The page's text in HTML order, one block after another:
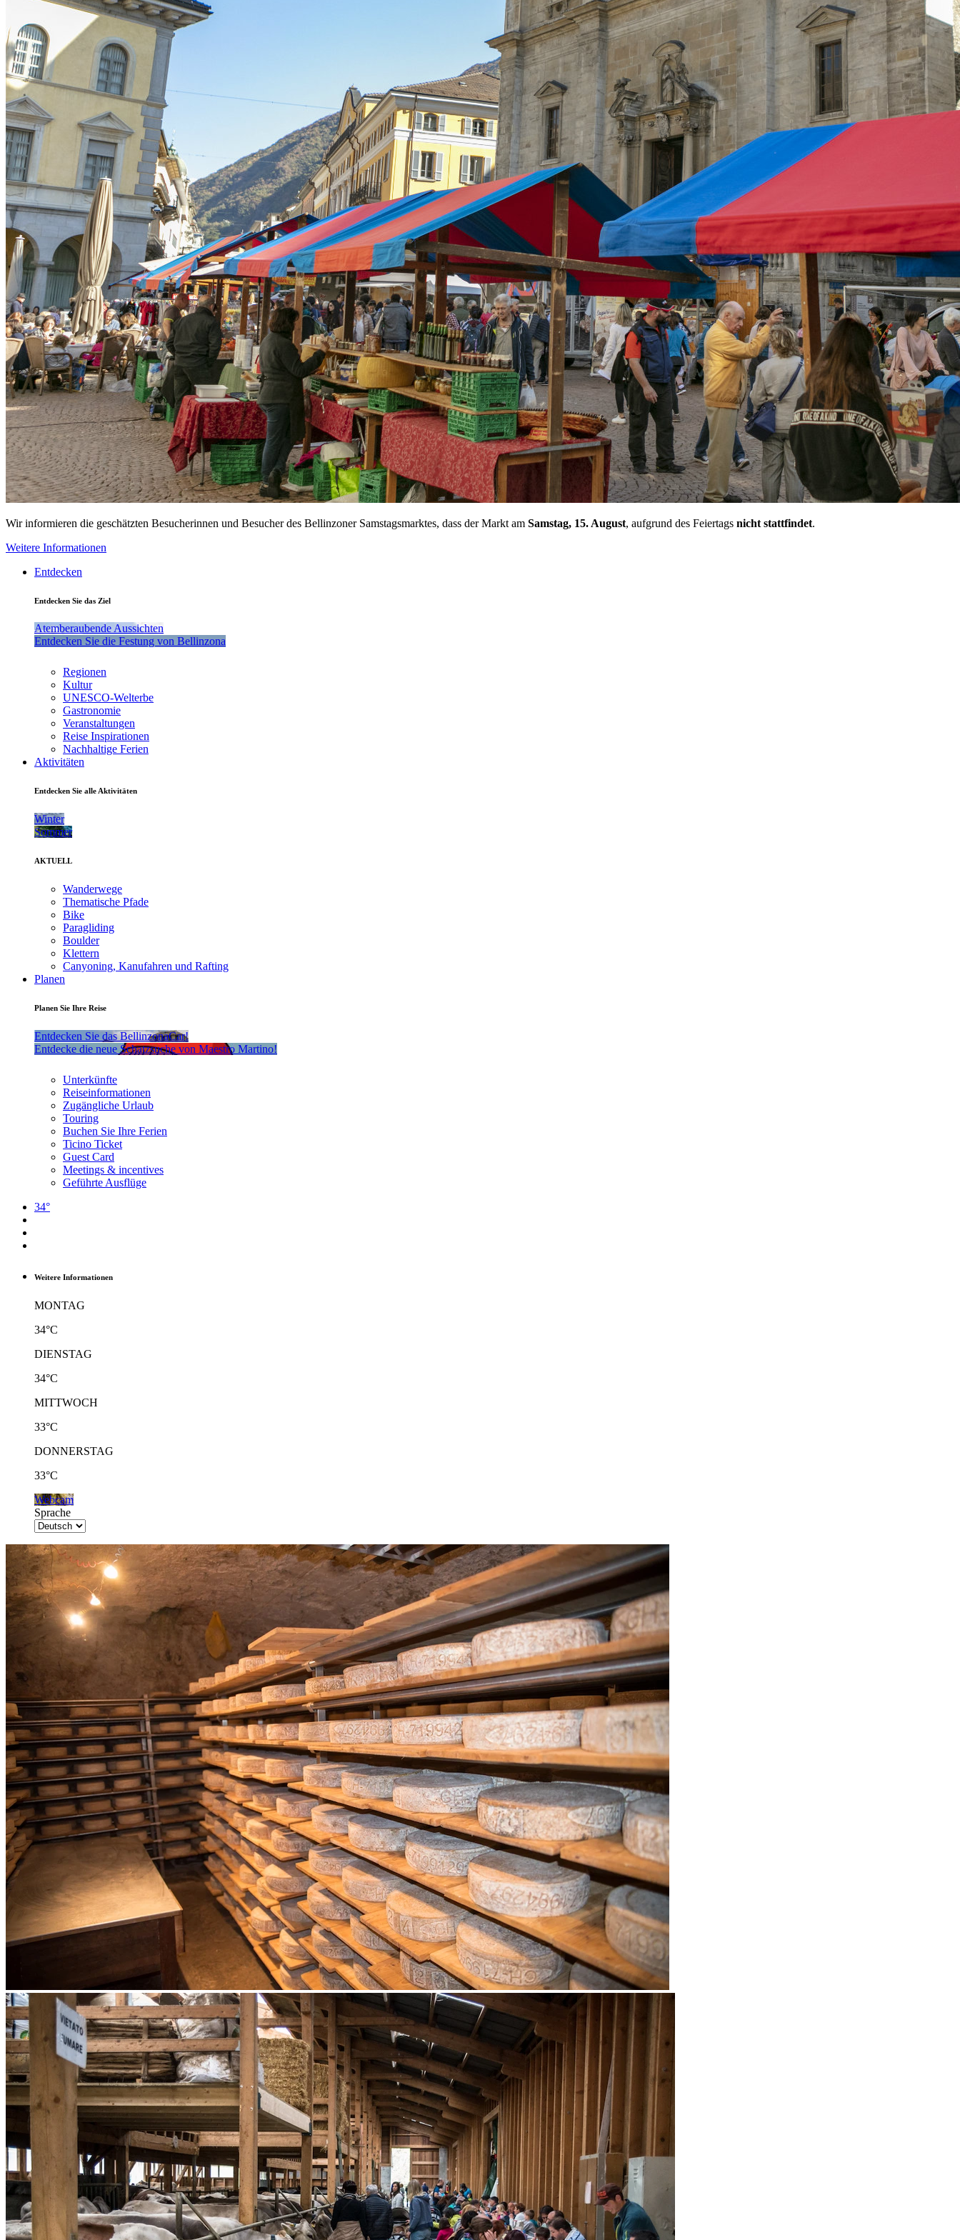
Wir informieren die geschätzten Besucherinnen und Besucher des Bellinzoner Samstagsmarktes, dass der Markt am Samstag, 15. August, aufgrund des Feiertags nicht stattfindet.
Weitere Informationen
Entdecken
Entdecken Sie das Ziel
Atemberaubende Aussichten
Entdecken Sie die Festung von Bellinzona
Regionen
Kultur
UNESCO-Welterbe
Gastronomie
Veranstaltungen
Reise Inspirationen
Nachhaltige Ferien
Aktivitäten
Entdecken Sie alle Aktivitäten
Winter
Sommer
AKTUELL
Wanderwege
Thematische Pfade
Bike
Paragliding
Boulder
Klettern
Canyoning, Kanufahren und Rafting
Planen
Planen Sie Ihre Reise
Entdecken Sie das BellinzonaCar!
Entdecke die neue Schatzsuche von Maestro Martino!
Unterkünfte
Reiseinformationen
Zugängliche Urlaub
Touring
Buchen Sie Ihre Ferien
Ticino Ticket
Guest Card
Meetings & incentives
Geführte Ausflüge
34°
Weitere Informationen
MONTAG
34°C
DIENSTAG
34°C
MITTWOCH
33°C
DONNERSTAG
33°C
Webcam
Sprache